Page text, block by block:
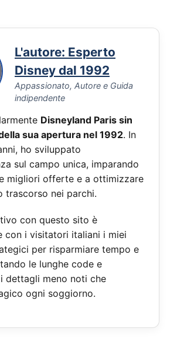
L'autore: Esperto
Disney dal 1992
Appassionato, Autore e Guida
indipendente
Disneyland Paris sin
sua apertura nel 1992. In
ho sviluppato
sul campo unica, imparando
migliori offerte e a ottimizzare
trascorso nei parchi.
con questo sito è
con i visitatori italiani i miei
per risparmiare tempo e
le lunghe code e
dettagli meno noti che
ogni soggiorno.